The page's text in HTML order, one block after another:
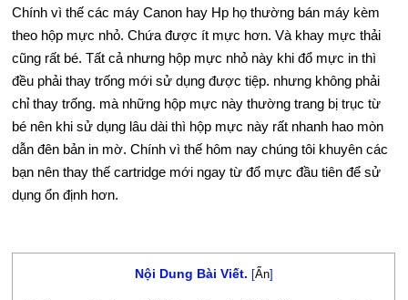
T
U
Ậ
Ả
Chính vì thế các máy Canon hay Hp họ thường bán máy kèm
theo hộp mực nhỏ. Chứa được ít mực hơn. Và khay mực thải
cũng rất bé. Tất cả nhưng hộp mực nhỏ này khi đổ mực in thì
đều phải thay trống mới sử dụng được tiệp. nhưng không phải
chỉ thay trống. mà những hộp mực này thường trang bị trục từ
bé nên khi sử dụng lâu dài thì hộp mực này rất nhanh hao mòn
dẫn đên bản in mờ. Chính vì thế hôm nay chúng tôi khuyên các
bạn nên thay thế cartridge mới ngay từ đổ mực đầu tiên để sử
dụng ổn định hơn.
Nội Dung Bài Viết. [Ẩn]